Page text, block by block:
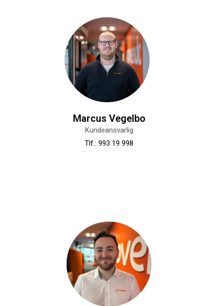
Marcus Vegelbo
Kundeansvarlig
Tlf.: 993 19 998